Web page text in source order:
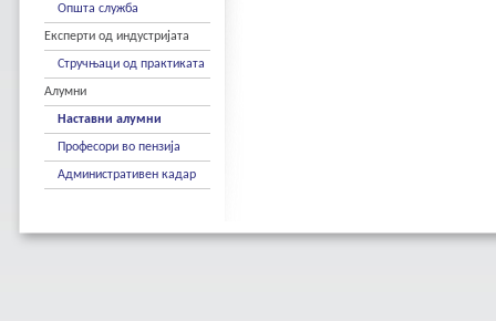
Општа служба
Експерти од индустријата
Стручњаци од практиката
Алумни
Наставни алумни
Професори во пензија
Административен кадар